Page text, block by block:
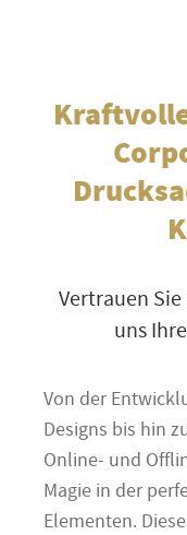
Vertrauen
uns
Von der
Designs bis hin
Online- und
Magie in der
Elementen.